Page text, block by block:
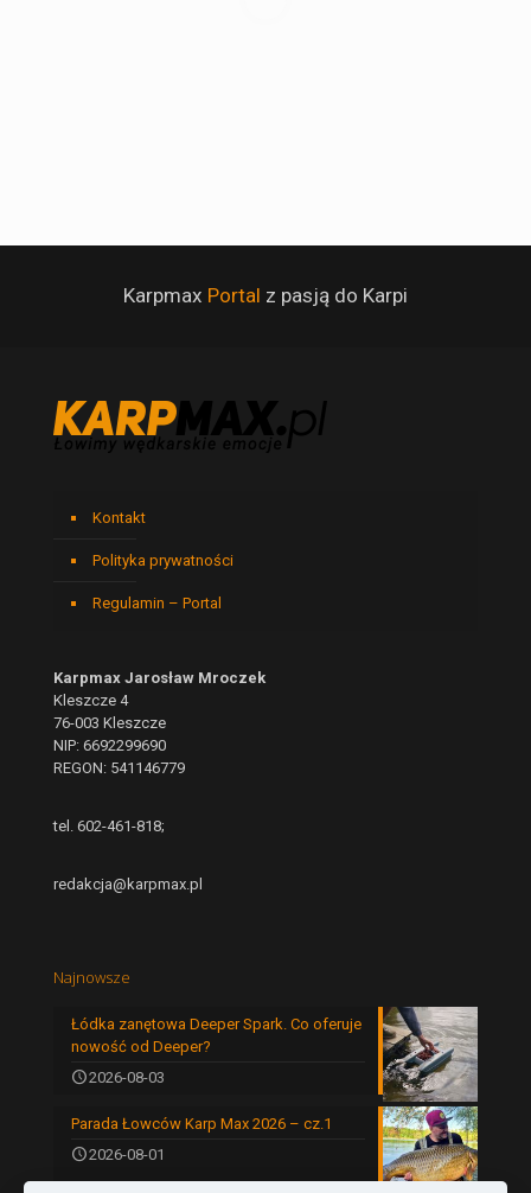
Karpmax Portal z pasją do Karpi
Kontakt
Polityka prywatności
Regulamin – Portal
Karpmax Jarosław Mroczek
Kleszcze 4
76-003 Kleszcze
NIP: 6692299690
REGON: 541146779
tel. 602-461-818;
redakcja@karpmax.pl
Najnowsze
Łódka zanętowa Deeper Spark. Co oferuje
nowość od Deeper?
2026-08-03
Parada Łowców Karp Max 2026 – cz.1
2026-08-01